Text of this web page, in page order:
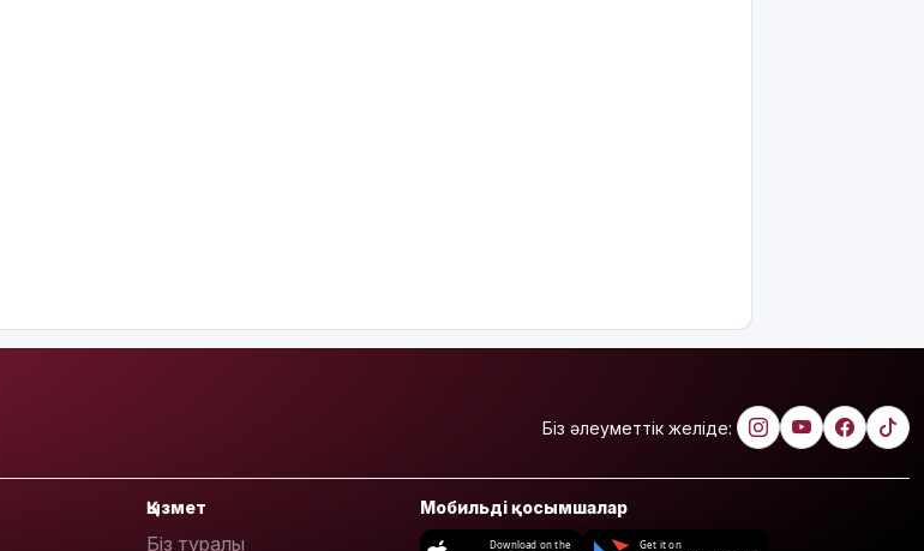
Біз әлеуметтік желіде:
Қызмет
Біз туралы
Мобильді қосымшалар
Download on the Get it on